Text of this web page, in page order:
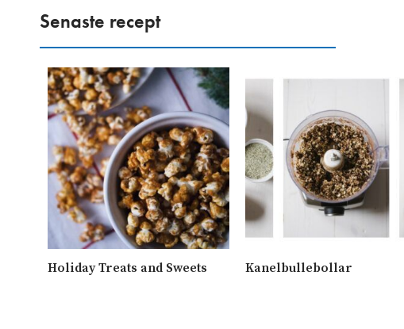
Senaste recept
Holiday Treats and Sweets Kanelbullebollar